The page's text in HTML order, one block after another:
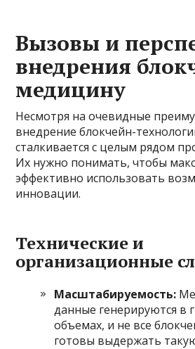
Вызовы и
внедрения
медицину
Несмотря на очевидные
внедрение блокчейн-
сталкивается с целым рядом
Их нужно понимать, чтобы
эффективно использовать
инновации.
Технические и
организационные
Масштабируемость:
данные генерируются в
объемах, и не все
готовы выдержать